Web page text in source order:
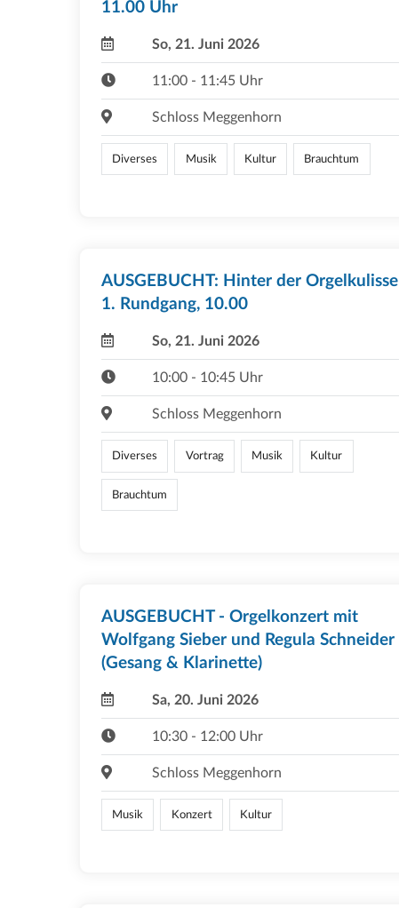
11.00 Uhr
So, 21. Juni 2026
11:00 - 11:45 Uhr
Schloss Meggenhorn
Diverses Musik Kultur Brauchtum
AUSGEBUCHT: Hinter der Orgelkulisse
1. Rundgang, 10.00
So, 21. Juni 2026
10:00 - 10:45 Uhr
Schloss Meggenhorn
Diverses Vortrag Musik Kultur
Brauchtum
AUSGEBUCHT - Orgelkonzert mit
Wolfgang Sieber und Regula Schneider
(Gesang & Klarinette)
Sa, 20. Juni 2026
10:30 - 12:00 Uhr
Schloss Meggenhorn
Musik Konzert Kultur